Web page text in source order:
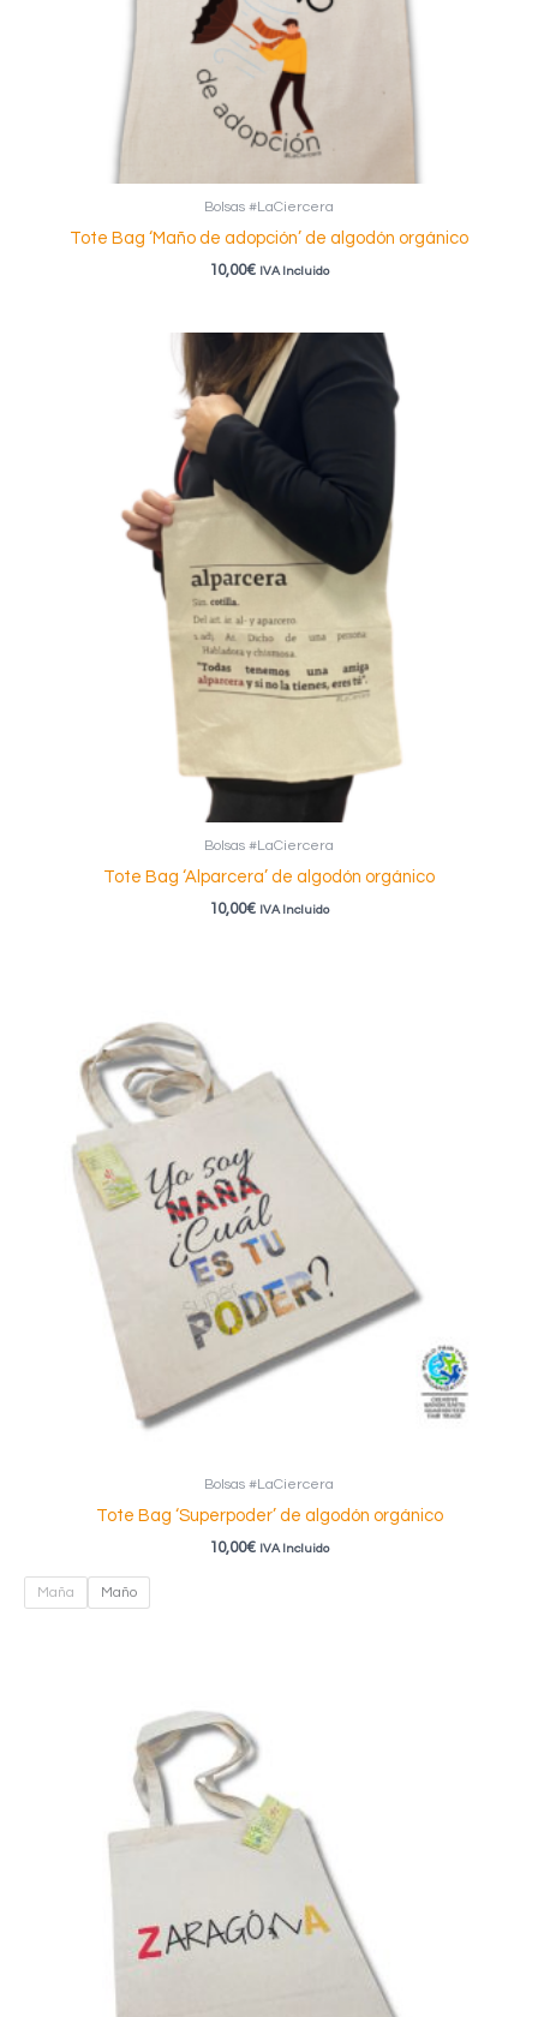
Bolsas #LaCiercera
Tote Bag ‘Maño de adopción’ de algodón orgánico
10,00€ IVA Incluido
Bolsas #LaCiercera
Tote Bag ‘Alparcera’ de algodón orgánico
10,00€ IVA Incluido
Bolsas #LaCiercera
Tote Bag ‘Superpoder’ de algodón orgánico
10,00€ IVA Incluido
Maña Maño